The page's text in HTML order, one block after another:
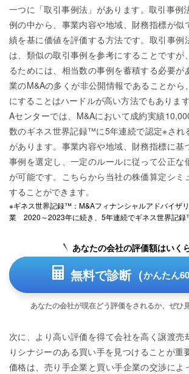
一つに「取引事例法」があります。取引事例
例の中から、事業内容や地域、財務指標が似
績を基に価値を評価する方法です。取引事例
は、類似の取引事例を参考にすることですが
るためには、相当数の事例を蓄積する必要が
業のM&Aの多くが非公開情報であることから
にすることはハードルが高い方法でもありま
Aセンターでは、M&Aにおいて成約実績
数のギネス世界記録™に5年連続で認定※され
があります。事業内容や地域、財務指標に基
事例を選定し、一定のルールに従って公正な
が可能です。こちらから当社の株価算定シミ
することができます。
※ギネス世界記録™：M&Aフィナンシャルアドバイザ
業 2020～2023年に続き、5年連続でギネス世界記
あなたの会社の評価額はいく
無料で診断（かんたん
あなたの会社が現在どう評価をされるか、ぜひ
次に、より高い評価を得て会社を高く譲渡売
りシナジーのある買い手を見つけることが重
価格は、売り手企業と買い手企業の交渉によ